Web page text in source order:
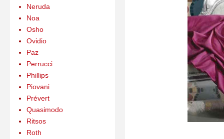
Neruda
Noa
Osho
Ovidio
Paz
Perrucci
Phillips
Piovani
Prévert
Quasimodo
Ritsos
Roth